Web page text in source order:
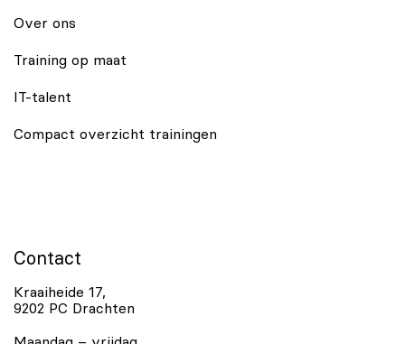
Over ons
Training op maat
IT-talent
Compact overzicht trainingen
Contact
Kraaiheide 17,
9202 PC Drachten